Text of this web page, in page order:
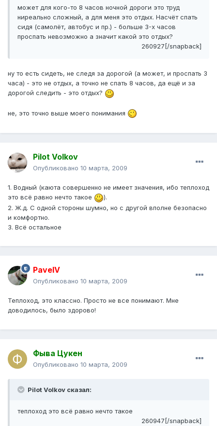
может для кого-то 8 часов ночной дороги это труд
ниреально сложный, а для меня это отдых. Насчёт спать
сидя (самолёт, автобус и пр.) - больше 3-х часов
проспать невозможно а значит какой это отдых?
260927[/snapback]
ну то есть сидеть, не следя за дорогой (а может, и проспать 3
часа) - это не отдых, а точно не спать 8 часов, да ещё и за
дорогой следить - это отдых?
не, это точно выше моего понимания
Pilot Volkov
Опубликовано 10 марта, 2009
1. Водный (каюта совершенно не имеет значения, ибо теплоход
это всё равно нечто такое
).
2. Ж.д. С одной стороны шумно, но с другой вполне безопасно
и комфортно.
3. Всё остальное
PavelV
Опубликовано 10 марта, 2009
Теплоход, это классно. Просто не все понимают. Мне
доводилось, было здорово!
Фыва Цукен
Опубликовано 10 марта, 2009
Pilot Volkov сказал:
теплоход это всё равно нечто такое
260947[/snapback]